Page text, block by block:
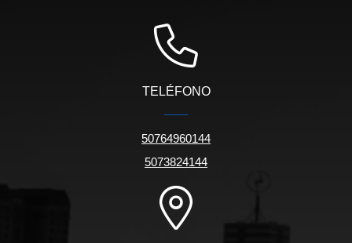
TELÉFONO
50764960144
5073824144